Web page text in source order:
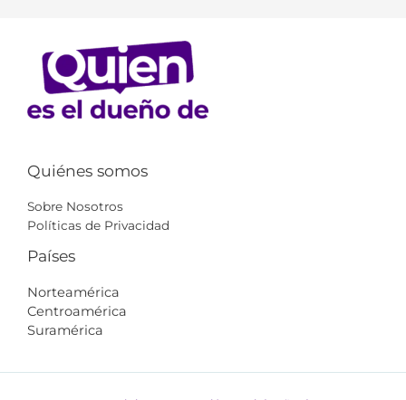
Quiénes somos
Sobre Nosotros
Políticas de Privacidad
Países
Norteamérica
Centroamérica
Suramérica​​